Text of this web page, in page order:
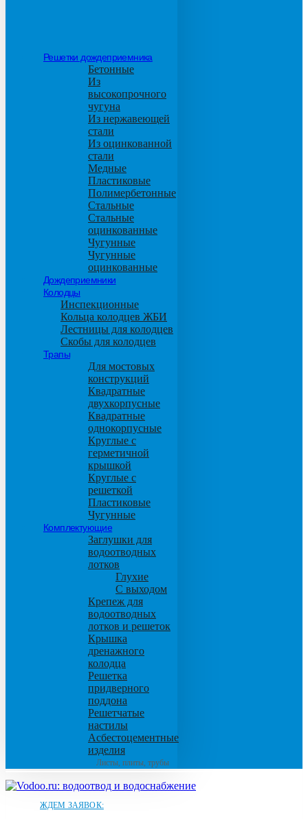
Решетки дождеприемника
Бетонные
Из
высокопрочного
чугуна
Из нержавеющей
стали
Из оцинкованной
стали
Медные
Пластиковые
Полимербетонные
Стальные
Стальные
оцинкованные
Чугунные
Чугунные
оцинкованные
Дождеприемники
Колодцы
Инспекционные
Кольца колодцев ЖБИ
Лестницы для колодцев
Скобы для колодцев
Трапы
Для мостовых
конструкций
Квадратные
двухкорпусные
Квадратные
однокорпусные
Круглые с
герметичной
крышкой
Круглые с
решеткой
Пластиковые
Чугунные
Комплектующие
Заглушки для
водоотводных
лотков
Глухие
С выходом
Крепеж для
водоотводных
лотков и решеток
Крышка
дренажного
колодца
Решетка
придверного
поддона
Решетчатые
настилы
Асбестоцементные
изделия
Листы, плиты, трубы
ЖДЕМ ЗАЯВОК: